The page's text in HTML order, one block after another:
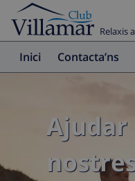
Relaxis
Inici Contacta’ns